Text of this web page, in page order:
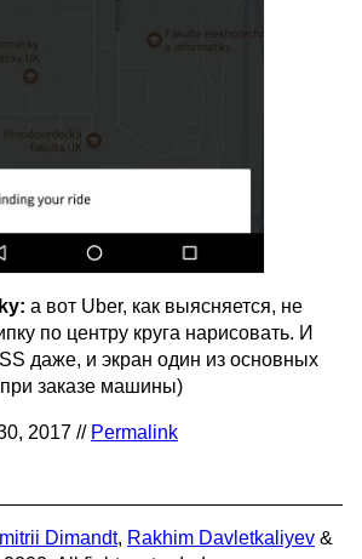
а вот Uber, как выясняется, не
по центру круга нарисовать. И
даже, и экран один из основных
заказе машины)
2017 // Permalink
Dimandt, Rakhim Davletkaliyev &